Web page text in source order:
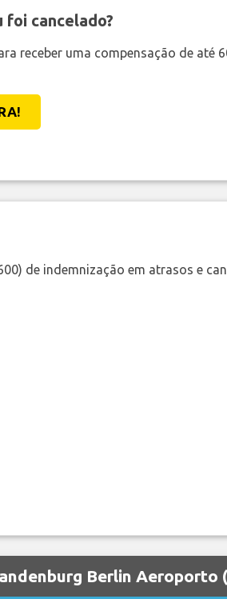
foi cancelado?
receber uma compensação de até
de indemnização em atrasos e
Berlin Aeroporto